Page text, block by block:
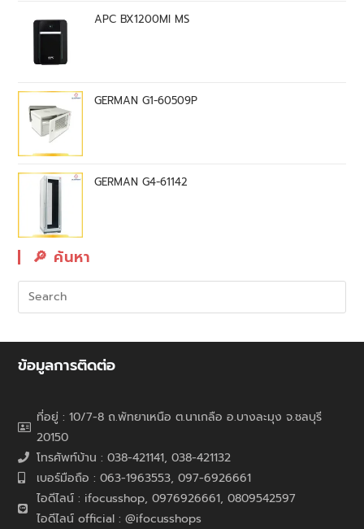
APC BX1200MI MS
GERMAN G1-60509P
GERMAN G4-61142
🔎︎ ค้นหา
ข้อมูลการติดต่อ
ที่อยู่ : 10/7-8 ถ.พัทยาเหนือ ต.นาเกลือ อ.บางละมุง จ.ชลบุรี
20150
โทรศัพท์บ้าน : 038-421141, 038-421132
เบอร์มือถือ : 063-1963553, 097-6926661
ไอดีไลน์ : ifocusshop, 0976926661, 0809542597
ไอดีไลน์ official : @ifocusshops